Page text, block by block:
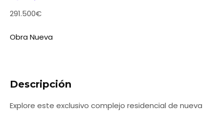
291.500€
Obra Nueva
Descripción
Explore este exclusivo complejo residencial de nueva